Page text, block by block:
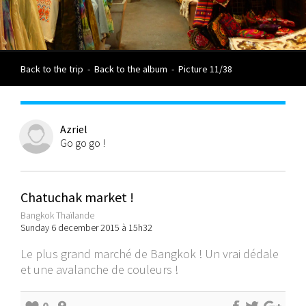
Back to the trip - Back to the album - Picture 11/38
Azriel
Go go go !
Chatuchak market !
Bangkok Thaïlande
Sunday 6 december 2015 à 15h32
Le plus grand marché de Bangkok ! Un vrai dédale
et une avalanche de couleurs !